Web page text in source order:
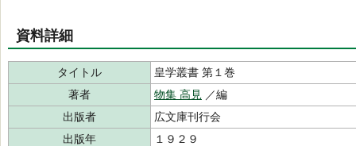
資料詳細
タイトル
皇学叢書 第１巻
著者
物集 高見 ／編
出版者
広文庫刊行会
出版年
１９２９